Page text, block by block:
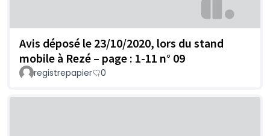
Avis déposé le 23/10/2020, lors du stand
mobile à Rezé – page : 1-11 n° 09
registrepapier 0